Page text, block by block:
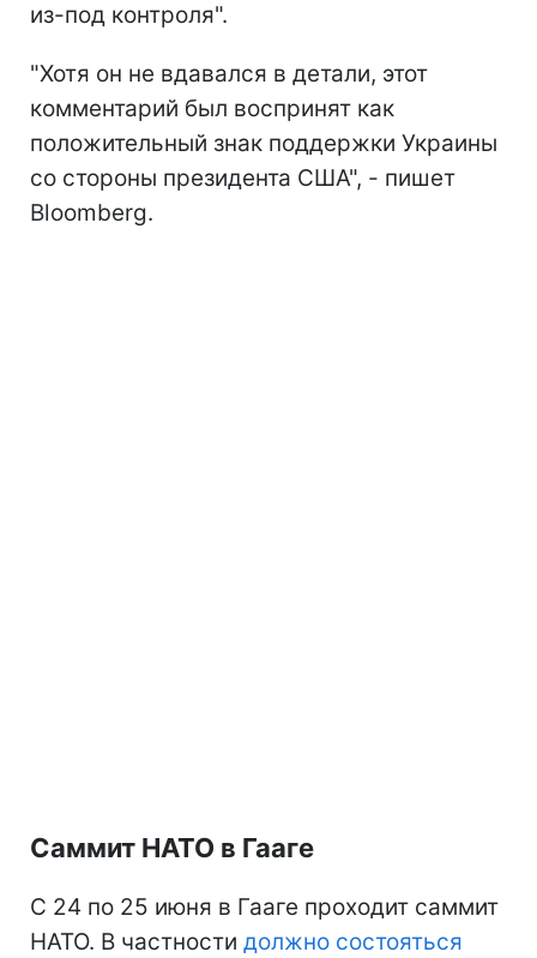
из-под контроля".
"Хотя он не вдавался в детали, этот
комментарий был воспринят как
положительный знак поддержки Украины
со стороны президента США", - пишет
Bloomberg.
Саммит НАТО в Гааге
С 24 по 25 июня в Гааге проходит саммит
НАТО. В частности должно состояться